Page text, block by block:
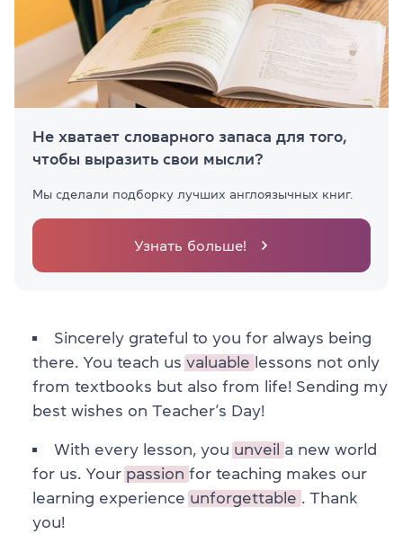
Не хватает словарного запаса для того,
чтобы выразить свои мысли?
Мы сделали подборку лучших англоязычных книг.
Узнать больше!
Sincerely grateful to you for always being
there. You teach us valuable
lessons not only
from textbooks but also from life! Sending my
best wishes on Teacher’s Day!
With every lesson, you unveil a new world
for us. Your passion for teaching makes our
learning experience unforgettable . Thank
you!